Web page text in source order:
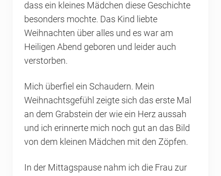
dass ein kleines Mädchen diese Geschichte
besonders mochte. Das Kind liebte
Weihnachten über alles und es war am
Heiligen Abend geboren und leider auch
verstorben.
Mich überfiel ein Schaudern. Mein
Weihnachtsgefühl zeigte sich das erste Mal
an dem Grabstein der wie ein Herz aussah
und ich erinnerte mich noch gut an das Bild
von dem kleinen Mädchen mit den Zöpfen.
In der Mittagspause nahm ich die Frau zur